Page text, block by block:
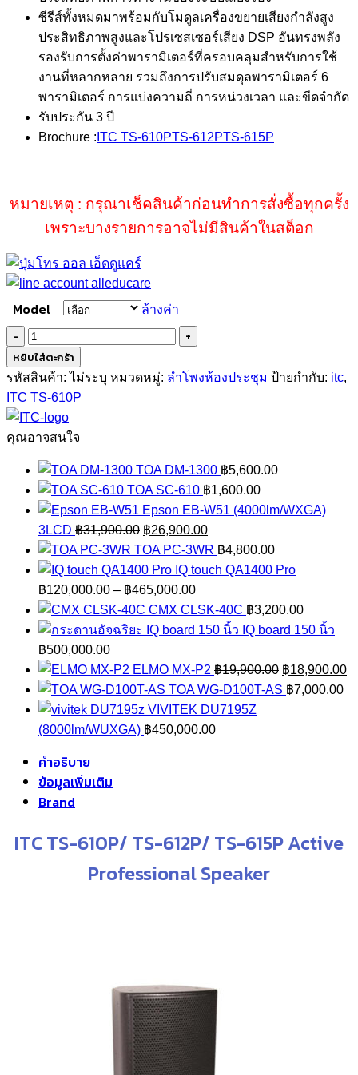
ซีรีส์ทั้งหมดมาพร้อมกับโมดูลเครื่องขยายเสียงกำลังสูง
ประสิทธิภาพสูงและโปรเซสเซอร์เสียง DSP อันทรงพลัง
รองรับการตั้งค่าพารามิเตอร์ที่ครอบคลุมสำหรับการใช้
งานที่หลากหลาย รวมถึงการปรับสมดุลพารามิเตอร์ 6
พารามิเตอร์ การแบ่งความถี่ การหน่วงเวลา และขีดจำกัด
รับประกัน 3 ปี
Brochure : ITC TS-610PTS-612PTS-615P
หมายเหตุ : กรุณาเช็คสินค้าก่อนทำการสั่งซื้อทุกครั้ง
เพราะบางรายการอาจไม่มีสินค้าในสต็อก
Model ล้างค่า
จำนวน
ITC
TS-
610P
ชิ้น
หยิบใส่ตะกร้า
รหัสสินค้า:ไม่ระบุ หมวดหมู่: ลำโพงห้องประชุม ป้ายกำกับ: itc,
ITC TS-610P
คุณอาจสนใจ
TOA DM-1300 ฿5,600.00
TOA SC-610 ฿1,600.00
Epson EB-W51 (4000lm/WXGA)
3LCD ฿31,900.00 Original
price
was:
฿31,900.00.
฿26,900.00Current
price
is:
TOA PC-3WR ฿4,800.00
IQ touch QA1400 Pro
฿120,000.00 – ฿465,000.00Price
range:
฿120,000.00
฿465,000.00
CMX CLSK-40C ฿3,200.00
IQ board 150 นิ้ว
฿500,000.00
ELMO MX-P2 ฿19,900.00 Original
price
฿18,900.00
TOA WG-D100T-AS ฿7,000.00
VIVITEK DU7195Z
(8000lm/WUXGA) ฿450,000.00
คำอธิบาย
ข้อมูลเพิ่มเติม
Brand
ITC TS-610P/ TS-612P/ TS-615P Active
Professional Speaker